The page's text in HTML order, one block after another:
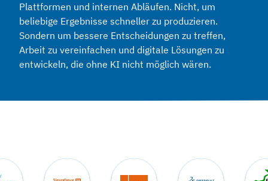
Plattformen und internen Abläufen. Nicht, um
beliebige Ergebnisse schneller zu produzieren.
Sondern um bessere Entscheidungen zu treffen,
Arbeit zu vereinfachen und digitale Lösungen zu
entwickeln, die ohne KI nicht möglich wären.